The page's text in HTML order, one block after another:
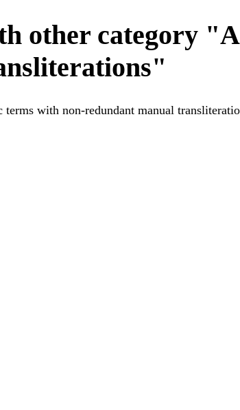
other category
terms with non-redundant manual